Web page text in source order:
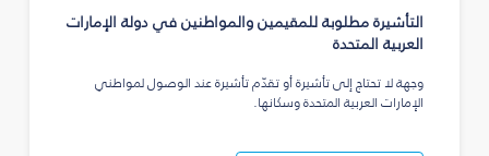
التأشيرة مطلوبة للمقيمين والمواطنين في دولة الإمارات
العربية المتحدة
وجهة لا تحتاج إلى تأشيرة أو تقدّم تأشيرة عند الوصول لمواطني
الإمارات العربية المتحدة وسكانها.